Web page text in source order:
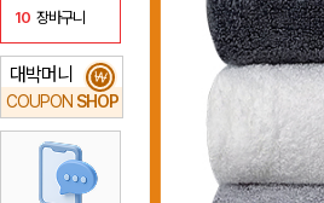
10 장바구니
대박머니
COUPON SHOP
₩